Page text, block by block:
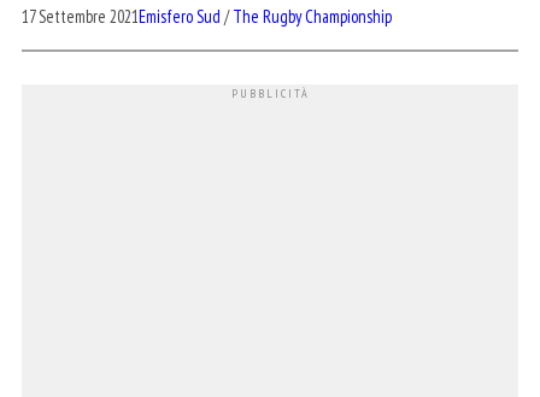
17 Settembre 2021Emisfero Sud /The Rugby Championship